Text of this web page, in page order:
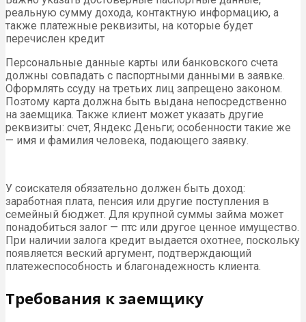
реальную сумму дохода, контактную информацию, а
также платежные реквизиты, на которые будет
перечислен кредит
Персональные данные карты или банковского счета
должны совпадать с паспортными данными в заявке.
Оформлять ссуду на третьих лиц запрещено законом.
Поэтому карта должна быть выдана непосредственно
на заемщика. Также клиент может указать другие
реквизиты: счет, Яндекс Деньги; особенности такие же
— имя и фамилия человека, подающего заявку.
У соискателя обязательно должен быть доход:
заработная плата, пенсия или другие поступления в
семейный бюджет. Для крупной суммы займа может
понадобиться залог — птс или другое ценное имущество.
При наличии залога кредит выдается охотнее, поскольку
появляется веский аргумент, подтверждающий
платежеспособность и благонадежность клиента.
Требования к заемщику